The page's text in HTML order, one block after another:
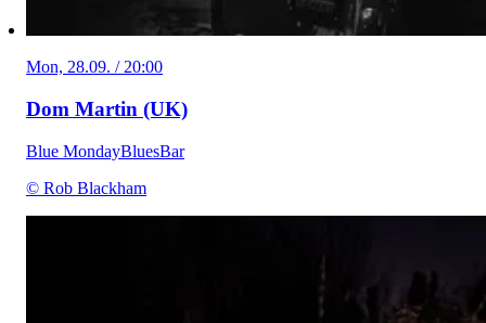
Mon, 28.09. / 20:00
Dom Martin (UK)
Blue MondayBluesBar
© Rob Blackham